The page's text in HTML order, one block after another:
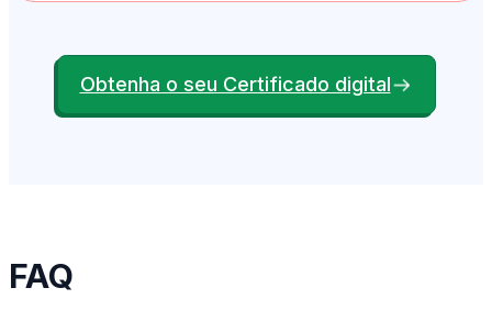
Obtenha o seu Certificado digital
FAQ